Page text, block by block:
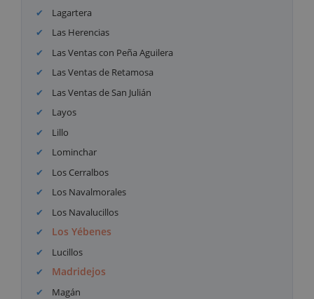
Lagartera
Las Herencias
Las Ventas con Peña Aguilera
Las Ventas de Retamosa
Las Ventas de San Julián
Layos
Lillo
Lominchar
Los Cerralbos
Los Navalmorales
Los Navalucillos
Los Yébenes
Lucillos
Madridejos
Magán